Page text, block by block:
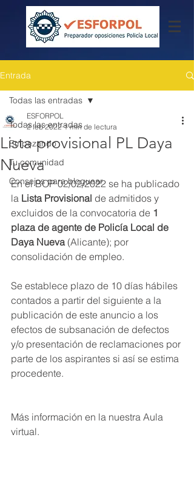
Entrada
Todas las entradas
Empezando
Tu comunidad
Consejos para bloguear
Todas las entradas
Lista provisional PL Daya
Nueva
ESFORPOL
2 feb 2022 1 min de lectura
En el BOP 02/02/2022 se ha publicado
la Lista Provisional de admitidos y
excluidos de la convocatoria de 1
plaza de agente de Policía Local de
Daya Nueva (Alicante); por
consolidación de empleo.
Se establece plazo de 10 días hábiles
contados a partir del siguiente a la
publicación de este anuncio a los
efectos de subsanación de defectos
y/o presentación de reclamaciones por
parte de los aspirantes si así se estima
procedente.
Más información en la nuestra Aula
virtual.